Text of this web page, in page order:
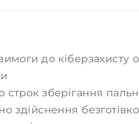
до кіберзахисту
зберігання
здійснення